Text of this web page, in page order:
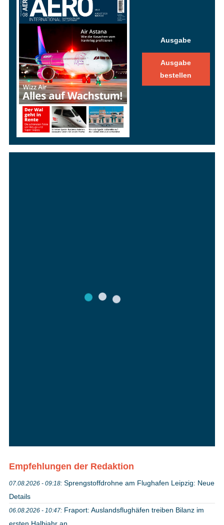
Ausgabe
Ausgabe
bestellen
Empfehlungen der Redaktion
07.08.2026 - 09:18: Sprengstoffdrohne am Flughafen Leipzig: Neue
Details
06.08.2026 - 10:47: Fraport: Auslandsflughäfen treiben Bilanz im